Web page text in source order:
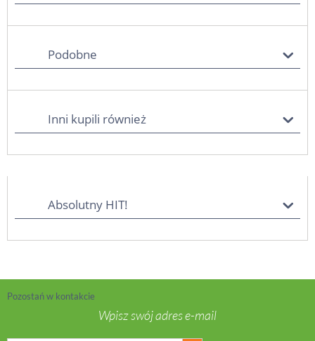
Podobne
Inni kupili również
Absolutny HIT!
Pozostań w kontakcie
Wpisz swój adres e-mail